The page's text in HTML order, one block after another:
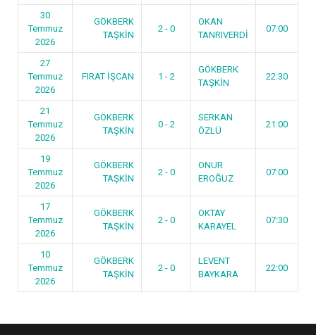
30
Temmuz
2026
GÖKBERK
TAŞKİN
2 - 0
OKAN
TANRIVERDİ
07:00
27
Temmuz
2026
FIRAT İŞCAN 1 - 2
GÖKBERK
TAŞKİN
22:30
21
Temmuz
2026
GÖKBERK
TAŞKİN
0 - 2
SERKAN
ÖZLÜ
21:00
19
Temmuz
2026
GÖKBERK
TAŞKİN
2 - 0
ONUR
EROĞUZ
07:00
17
Temmuz
2026
GÖKBERK
TAŞKİN
2 - 0
OKTAY
KARAYEL
07:30
10
Temmuz
2026
GÖKBERK
TAŞKİN
2 - 0
LEVENT
BAYKARA
22:00